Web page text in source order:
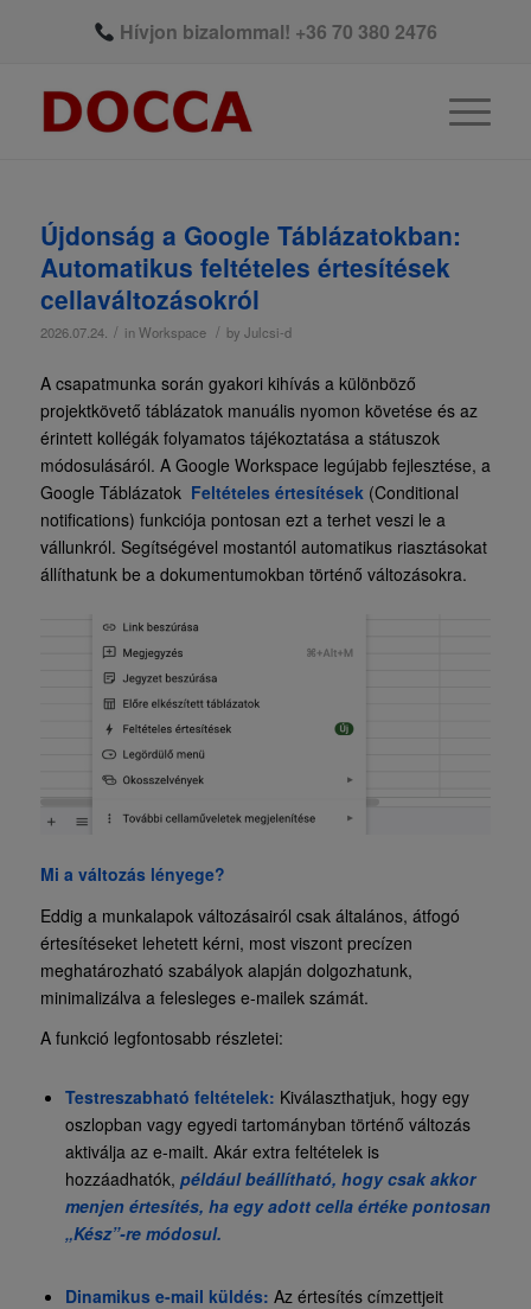
Hívjon bizalommal! +36 70 380 2476
Újdonság a Google Táblázatokban:
Automatikus feltételes értesítések
cellaváltozásokról
2026.07.24. / inWorkspace / by Julcsi-d
A csapatmunka során gyakori kihívás a különböző
projektkövető táblázatok manuális nyomon követése és az
érintett kollégák folyamatos tájékoztatása a státuszok
módosulásáról. A Google Workspace legújabb fejlesztése, a
Google Táblázatok Feltételes értesítések(Conditional
notifications) funkciója pontosan ezt a terhet veszi le a
vállunkról. Segítségével mostantól automatikus riasztásokat
állíthatunk be a dokumentumokban történő változásokra.
Mi a változás lényege?
Eddig a munkalapok változásairól csak általános, átfogó
értesítéseket lehetett kérni, most viszont precízen
meghatározható szabályok alapján dolgozhatunk,
minimalizálva a felesleges e-mailek számát.
A funkció legfontosabb részletei:
Testreszabható feltételek: Kiválaszthatjuk, hogy egy
oszlopban vagy egyedi tartományban történő változás
aktiválja az e-mailt. Akár extra feltételek is
hozzáadhatók, például beállítható, hogy csak akkor
menjen értesítés, ha egy adott cella értéke pontosan
„Kész”-re módosul.
Dinamikus e-mail küldés: Az értesítés címzettjeit